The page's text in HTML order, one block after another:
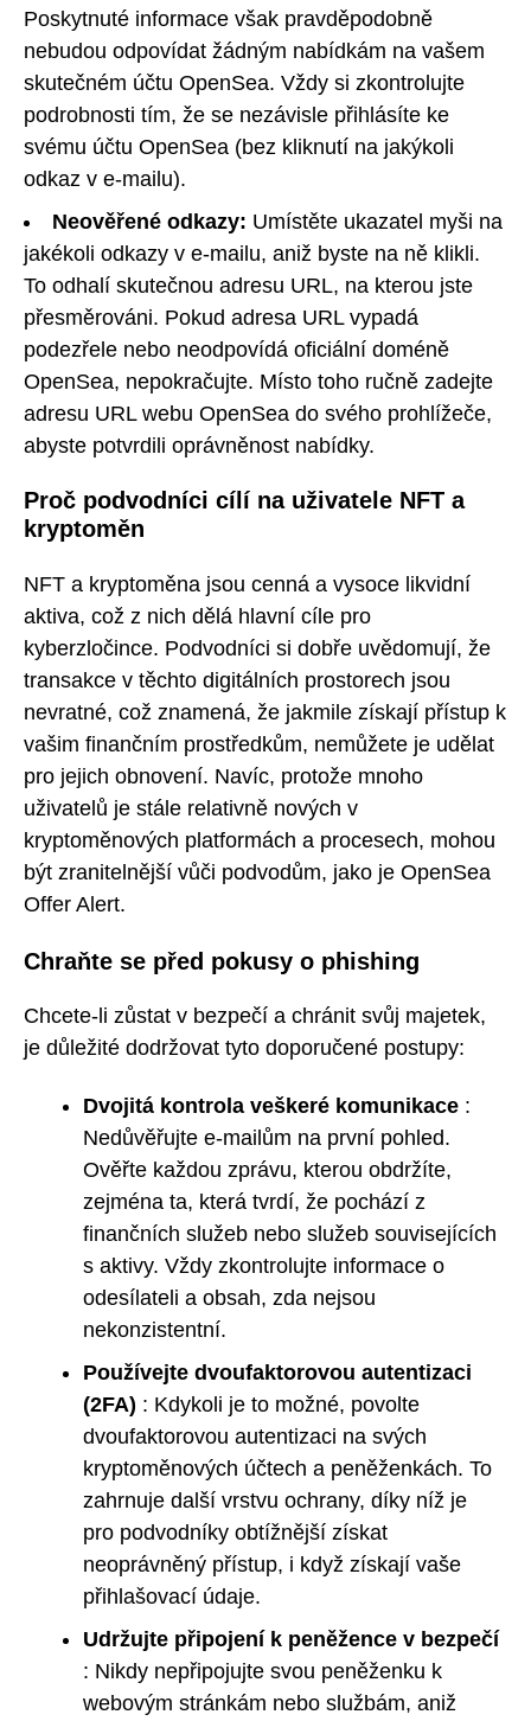
Poskytnuté informace však pravděpodobně
nebudou odpovídat žádným nabídkám na vašem
skutečném účtu OpenSea. Vždy si zkontrolujte
podrobnosti tím, že se nezávisle přihlásíte ke
svému účtu OpenSea (bez kliknutí na jakýkoli
odkaz v e-mailu).
Neověřené odkazy: Umístěte ukazatel myši na
jakékoli odkazy v e-mailu, aniž byste na ně klikli.
To odhalí skutečnou adresu URL, na kterou jste
přesměrováni. Pokud adresa URL vypadá
podezřele nebo neodpovídá oficiální doméně
OpenSea, nepokračujte. Místo toho ručně zadejte
adresu URL webu OpenSea do svého prohlížeče,
abyste potvrdili oprávněnost nabídky.
Proč podvodníci cílí na uživatele NFT a
kryptoměn
NFT a kryptoměna jsou cenná a vysoce likvidní
aktiva, což z nich dělá hlavní cíle pro
kyberzločince. Podvodníci si dobře uvědomují, že
transakce v těchto digitálních prostorech jsou
nevratné, což znamená, že jakmile získají přístup k
vašim finančním prostředkům, nemůžete je udělat
pro jejich obnovení. Navíc, protože mnoho
uživatelů je stále relativně nových v
kryptoměnových platformách a procesech, mohou
být zranitelnější vůči podvodům, jako je OpenSea
Offer Alert.
Chraňte se před pokusy o phishing
Chcete-li zůstat v bezpečí a chránit svůj majetek,
je důležité dodržovat tyto doporučené postupy:
Dvojitá kontrola veškeré komunikace :
Nedůvěřujte e-mailům na první pohled.
Ověřte každou zprávu, kterou obdržíte,
zejména ta, která tvrdí, že pochází z
finančních služeb nebo služeb souvisejících
s aktivy. Vždy zkontrolujte informace o
odesílateli a obsah, zda nejsou
nekonzistentní.
Používejte dvoufaktorovou autentizaci
(2FA) : Kdykoli je to možné, povolte
dvoufaktorovou autentizaci na svých
kryptoměnových účtech a peněženkách. To
zahrnuje další vrstvu ochrany, díky níž je
pro podvodníky obtížnější získat
neoprávněný přístup, i když získají vaše
přihlašovací údaje.
Udržujte připojení k peněžence v bezpečí
: Nikdy nepřipojujte svou peněženku k
webovým stránkám nebo službám, aniž